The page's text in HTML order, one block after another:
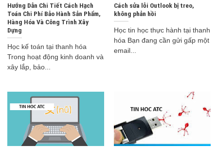
Hướng Dẫn Chi Tiết Cách Hạch
Toán Chi Phí Bảo Hành Sản Phẩm,
Hàng Hóa Và Công Trình Xây
Dựng
Học kế toán tại thanh hóa
Trong hoạt động kinh doanh và
xây lắp, bảo...
Cách sửa lỗi Outlook bị treo,
không phản hồi
Học tin học thực hành tại thanh
hóa Bạn đang cần gửi gấp một
email...